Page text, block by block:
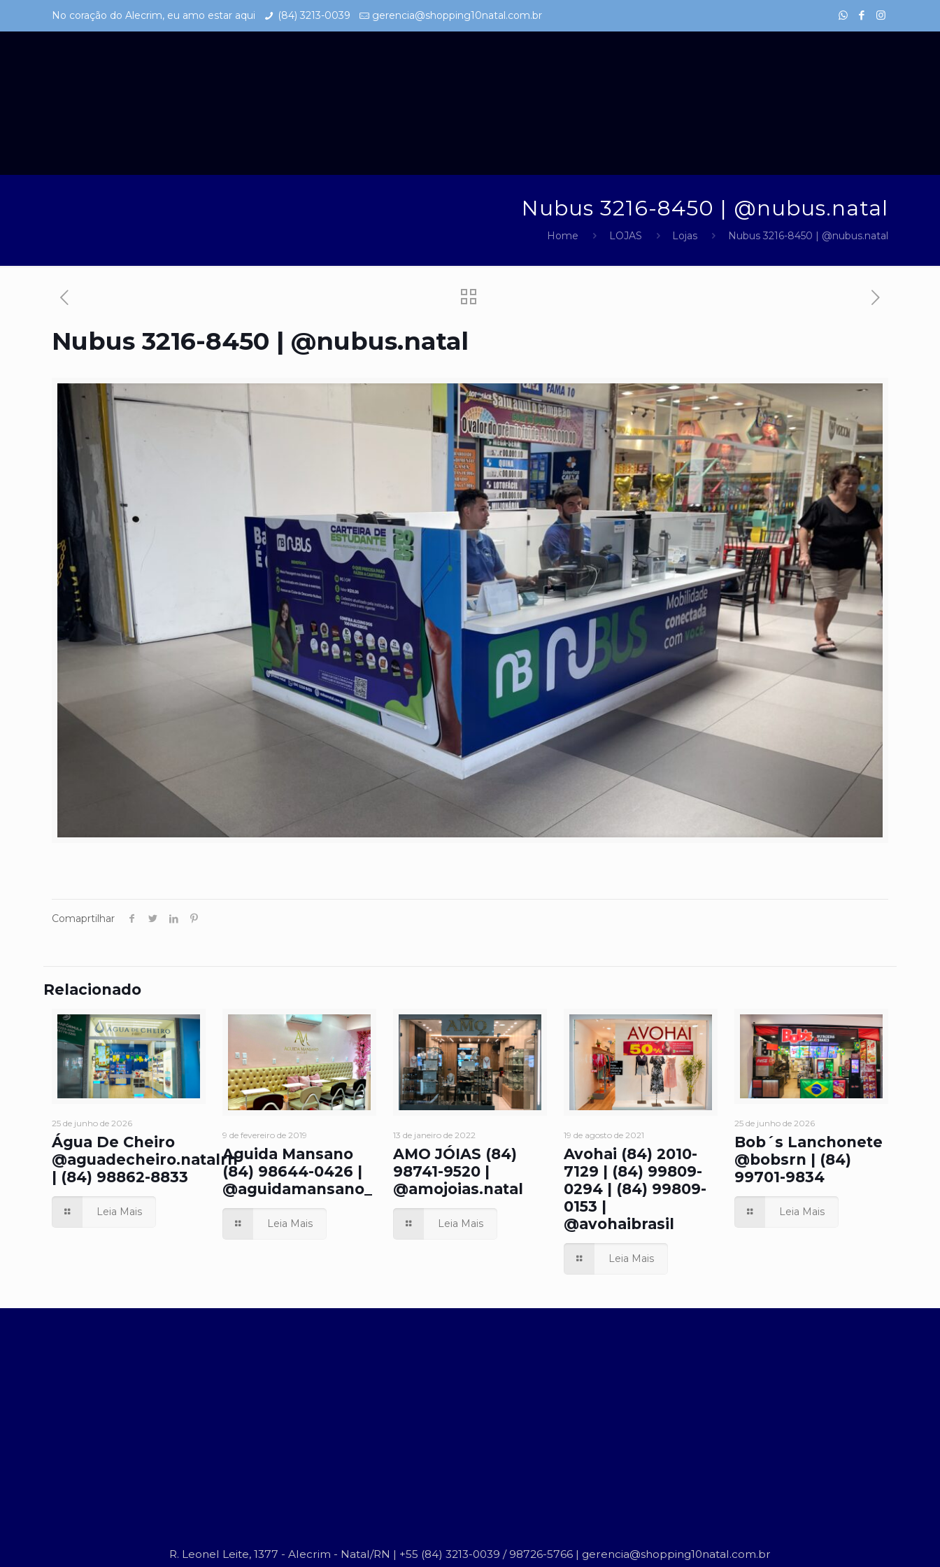
No coração do Alecrim, eu amo estar aqui (84) 3213-0039 gerencia@shopping10natal.com.br
Nubus 3216-8450 | @nubus.natal
Home LOJAS Lojas Nubus 3216-8450 | @nubus.natal
Nubus 3216-8450 | @nubus.natal
Comaprtilhar
Relacionado
25 de junho de 2026
Água De Cheiro
@aguadecheiro.natalrn
| (84) 98862-8833
Leia Mais
9 de fevereiro de 2019
Aguida Mansano
(84) 98644-0426 |
@aguidamansano_
Leia Mais
13 de janeiro de 2022
AMO JÓIAS (84)
98741-9520 |
@amojoias.natal
Leia Mais
19 de agosto de 2021
Avohai (84) 2010-
7129 | (84) 99809-
0294 | (84) 99809-
0153 |
@avohaibrasil
Leia Mais
25 de junho de 2026
Bob´s Lanchonete
@bobsrn | (84)
99701-9834
Leia Mais
R. Leonel Leite, 1377 - Alecrim - Natal/RN | +55 (84) 3213-0039 / 98726-5766 | gerencia@shopping10natal.com.br